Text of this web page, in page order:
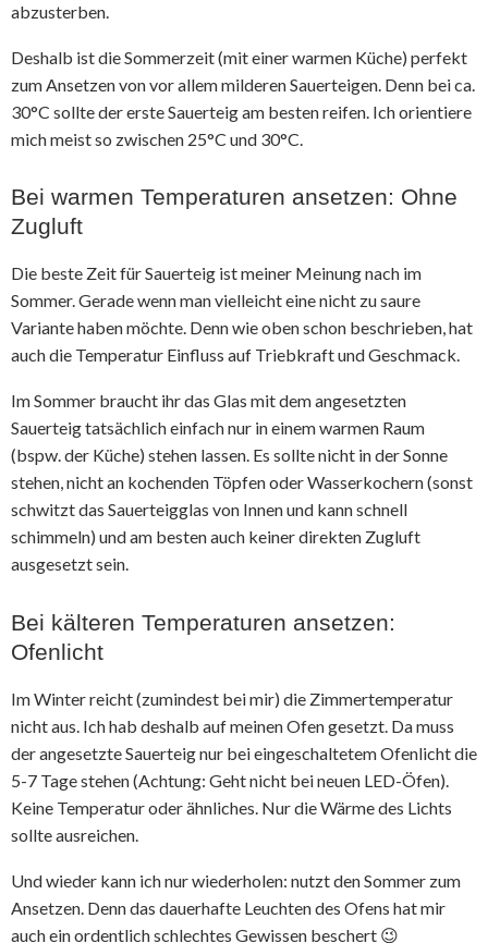
abzusterben.
Deshalb ist die Sommerzeit (mit einer warmen Küche) perfekt
zum Ansetzen von vor allem milderen Sauerteigen. Denn bei ca.
30°C sollte der erste Sauerteig am besten reifen. Ich orientiere
mich meist so zwischen 25°C und 30°C.
Bei warmen Temperaturen ansetzen: Ohne
Zugluft
Die beste Zeit für Sauerteig ist meiner Meinung nach im
Sommer. Gerade wenn man vielleicht eine nicht zu saure
Variante haben möchte. Denn wie oben schon beschrieben, hat
auch die Temperatur Einfluss auf Triebkraft und Geschmack.
Im Sommer braucht ihr das Glas mit dem angesetzten
Sauerteig tatsächlich einfach nur in einem warmen Raum
(bspw. der Küche) stehen lassen. Es sollte nicht in der Sonne
stehen, nicht an kochenden Töpfen oder Wasserkochern (sonst
schwitzt das Sauerteigglas von Innen und kann schnell
schimmeln) und am besten auch keiner direkten Zugluft
ausgesetzt sein.
Bei kälteren Temperaturen ansetzen:
Ofenlicht
Im Winter reicht (zumindest bei mir) die Zimmertemperatur
nicht aus. Ich hab deshalb auf meinen Ofen gesetzt. Da muss
der angesetzte Sauerteig nur bei eingeschaltetem Ofenlicht die
5-7 Tage stehen (Achtung: Geht nicht bei neuen LED-Öfen).
Keine Temperatur oder ähnliches. Nur die Wärme des Lichts
sollte ausreichen.
Und wieder kann ich nur wiederholen: nutzt den Sommer zum
Ansetzen. Denn das dauerhafte Leuchten des Ofens hat mir
auch ein ordentlich schlechtes Gewissen beschert 😉